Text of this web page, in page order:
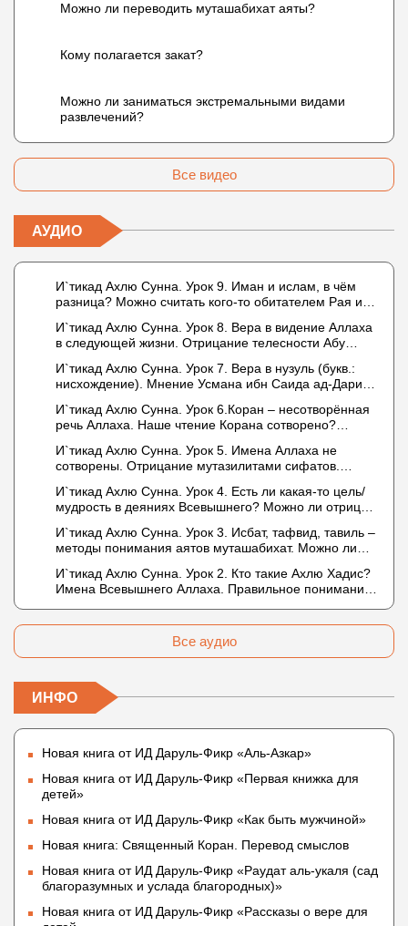
Можно ли переводить муташабихат аяты?
Кому полагается закат?
Можно ли заниматься экстремальными видами
развлечений?
Все видео
АУДИО
И`тикад Ахлю Сунна. Урок 9. Иман и ислам, в чём
разница? Можно считать кого-то обитателем Рая или
И`тикад Ахлю Сунна. Урок 8. Вера в видение Аллаха
в следующей жизни. Отрицание телесности Абу
Усмана ибн Саида ад-Дарими. Иман – это слова,
дела и познание
И`тикад Ахлю Сунна. Урок 7. Вера в нузуль (букв.:
нисхождение). Мнение Усмана ибн Саида ад-Дарими
описывается физическим движением?
И`тикад Ахлю Сунна. Урок 6.Коран – несотворённая
речь Аллаха. Наше чтение Корана сотворено?
И`тикад Ахлю Сунна. Урок 5. Имена Аллаха не
сотворены. Отрицание мутазилитами сифатов.
И`тикад Ахлю Сунна. Урок 4. Есть ли какая-то цель/
мудрость в деяниях Всевышнего? Можно ли отрицать
не пришло в Коране и Сунне? Концепция ибн
Таймийи
И`тикад Ахлю Сунна. Урок 3. Исбат, тафвид, тавиль –
методы понимания аятов муташабихат. Можно ли
Что означает утверждение сифата «биля кейфа»
(без образа)?
И`тикад Ахлю Сунна. Урок 2. Кто такие Ахлю Хадис?
Имена Всевышнего Аллаха. Правильное понимание
Все аудио
ИНФО
Новая книга от ИД Даруль-Фикр «Аль-Азкар»
Новая книга от ИД Даруль-Фикр «Первая книжка для
детей»
Новая книга от ИД Даруль-Фикр «Как быть мужчиной»
Новая книга: Священный Коран. Перевод смыслов
Новая книга от ИД Даруль-Фикр «Раудат аль-укаля (cад
благоразумных и услада благородных)»
Новая книга от ИД Даруль-Фикр «Рассказы о вере для